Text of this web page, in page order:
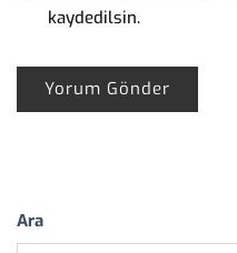
kaydedilsin.
Ara